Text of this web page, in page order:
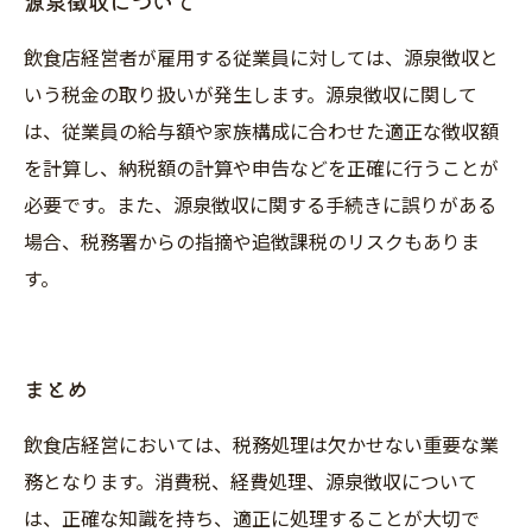
飲食店経営者が雇用する従業員に対しては、源泉徴収と
いう税金の取り扱いが発生します。源泉徴収に関して
は、従業員の給与額や家族構成に合わせた適正な徴収額
を計算し、納税額の計算や申告などを正確に行うことが
必要です。また、源泉徴収に関する手続きに誤りがある
場合、税務署からの指摘や追徴課税のリスクもありま
す。
まとめ
飲食店経営においては、税務処理は欠かせない重要な業
務となります。消費税、経費処理、源泉徴収について
は、正確な知識を持ち、適正に処理することが大切で